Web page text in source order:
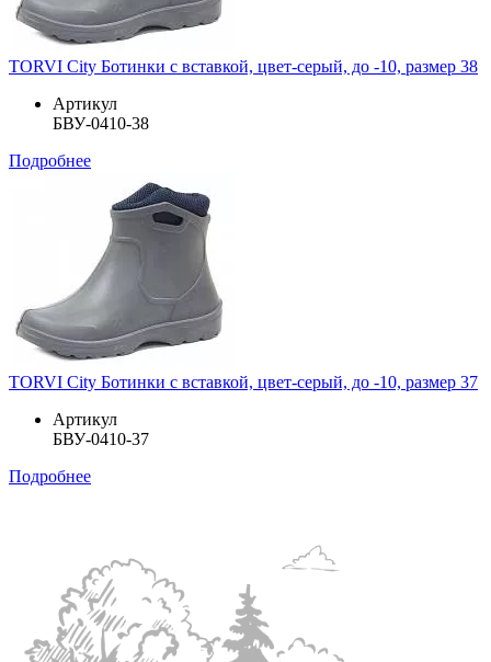
TORVI City Ботинки с вставкой, цвет-серый, до -10, размер 38
Артикул
БВУ-0410-38
Подробнее
TORVI City Ботинки с вставкой, цвет-серый, до -10, размер 37
Артикул
БВУ-0410-37
Подробнее